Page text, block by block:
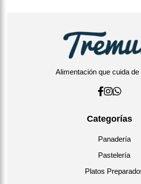
Alimentación que cuida de
Categorías
Panadería
Pastelería
Platos